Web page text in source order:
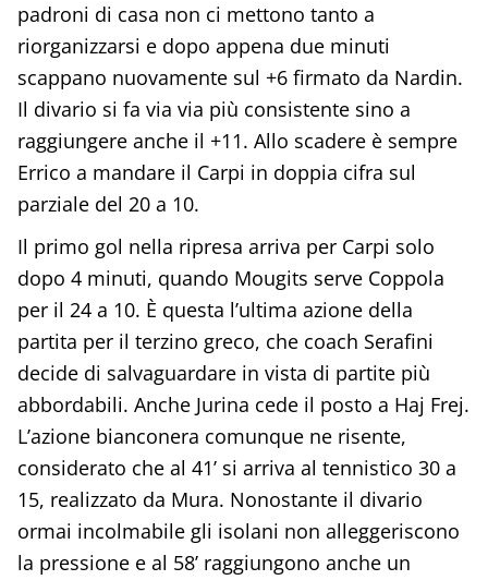
padroni di casa non ci mettono tanto a
riorganizzarsi e dopo appena due minuti
scappano nuovamente sul +6 firmato da Nardin.
Il divario si fa via via più consistente sino a
raggiungere anche il +11. Allo scadere è sempre
Errico a mandare il Carpi in doppia cifra sul
parziale del 20 a 10.
Il primo gol nella ripresa arriva per Carpi solo
dopo 4 minuti, quando Mougits serve Coppola
per il 24 a 10. È questa l’ultima azione della
partita per il terzino greco, che coach Serafini
decide di salvaguardare in vista di partite più
abbordabili. Anche Jurina cede il posto a Haj Frej.
L’azione bianconera comunque ne risente,
considerato che al 41’ si arriva al tennistico 30 a
15, realizzato da Mura. Nonostante il divario
ormai incolmabile gli isolani non alleggeriscono
la pressione e al 58’ raggiungono anche un